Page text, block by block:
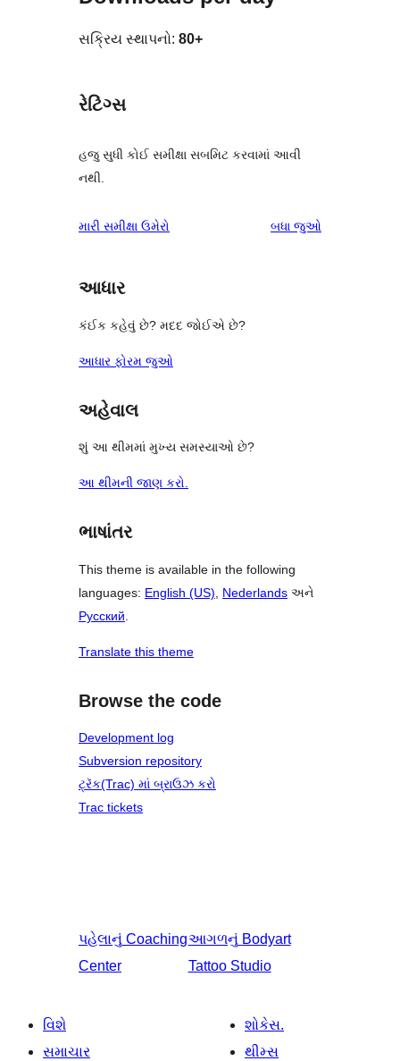
સક્રિય સ્થાપનો: 80+
રેટિંગ્સ
હજુ સુધી કોઈ સમીક્ષા સબમિટ કરવામાં આવી
નથી.
મારી સમીક્ષા ઉમેરો બધા સમીક્ષાઓ
જુઓ
આધાર
કંઈક કહેવું છે? મદદ જોઈએ છે?
આધાર ફોરમ જુઓ
અહેવાલ
શું આ થીમમાં મુખ્ય સમસ્યાઓ છે?
આ થીમની જાણ કરો.
ભાષાંતર
This theme is available in the following
languages: English (US) Nederlands અને
Русский
Translate this theme
Browse the code
Development log
Subversion repository
ટ્રૅક(Trac) માં બ્રાઉઝ કરો
Trac tickets
પહેલાનું Coaching
Center
આગળનું Bodyart
Tattoo Studio
વિશે
સમાચાર
શોકેસ.
થીમ્સ